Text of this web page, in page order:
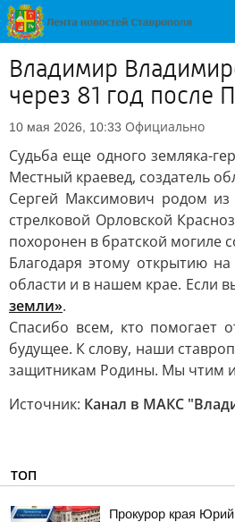
Владимир
через 81 год после
10 мая 2026, 10:33 Официально
Судьба еще одного земляка-
Местный краевед, создатель
Сергей Максимович родом из
стрелковой Орловской
похоронен в братской могиле
Благодаря этому открытию
области и в нашем крае. Если
земли».
Спасибо всем, кто помогает
будущее. К слову, наши
защитникам Родины. Мы чтим
Источник: Канал в МАКС
ТОП
Прокурор края